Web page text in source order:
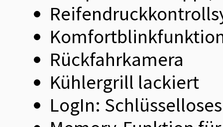
Rückfahrkamera
Kühlergrill lackiert
LogIn: